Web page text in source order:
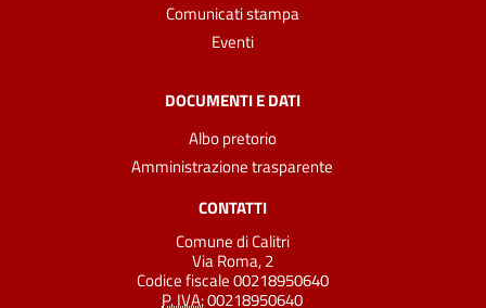
Comunicati stampa
Eventi
DOCUMENTI E DATI
Albo pretorio
Amministrazione trasparente
CONTATTI
Comune di Calitri
Via Roma, 2
Codice fiscale 00218950640
P. IVA:00218950640